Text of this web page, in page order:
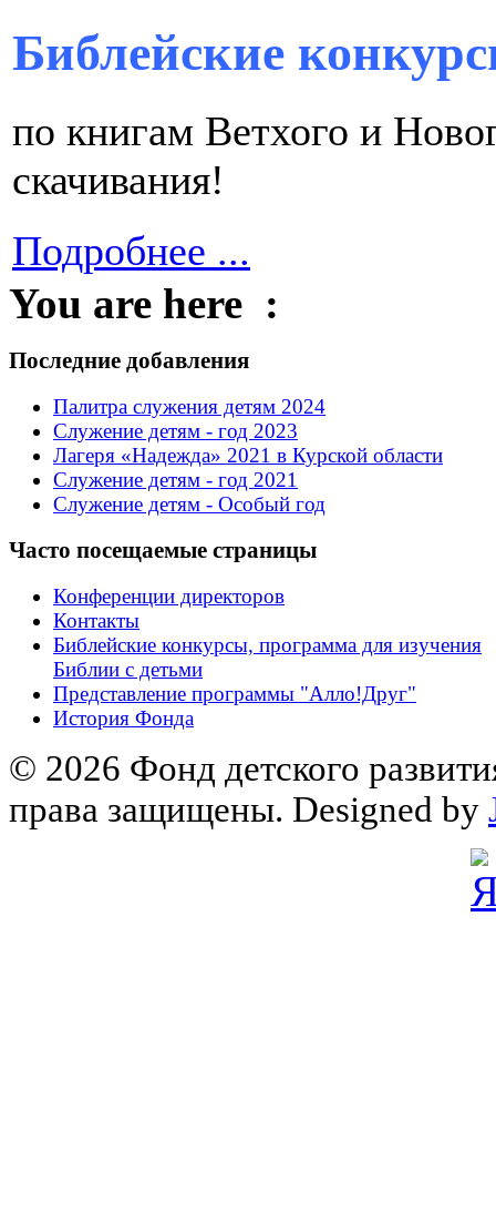
Библейские
по книгам Ветхого и
скачивания!
Подробнее ...
You are here :
Последние добавления
Палитра служения детям 2024
Служение детям - год 2023
Лагеря «Надежда» 2021 в Курской области
Служение детям - год 2021
Служение детям - Особый год
Часто посещаемые страницы
Конференции директоров
Контакты
Библейские конкурсы, программа для изучения
Библии с детьми
Представление программы "Алло!Друг"
История Фонда
© 2026 Фонд детского
права защищены. Designed by